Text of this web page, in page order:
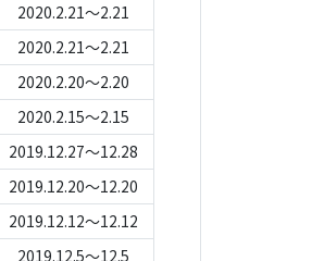
2020.2.21～2.21
2020.2.21～2.21
2020.2.20～2.20
2020.2.15～2.15
2019.12.27～12.28
2019.12.20～12.20
2019.12.12～12.12
2019.12.5～12.5